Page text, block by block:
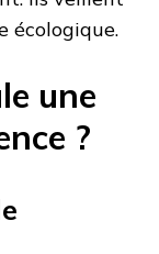
écologique.
une
?